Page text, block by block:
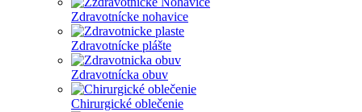
Zdravotnícke nohavice
Zdravotnícke plášte
Zdravotnícka obuv
Chirurgické oblečenie